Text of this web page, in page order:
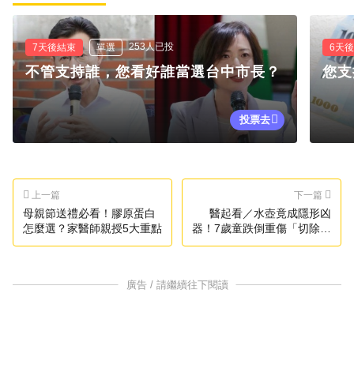
7天後結束 單選 253人已投
不管支持誰，您看好誰當選台中市長？
投票去
6天
您
上一篇
母親節送禮必看！膠原蛋白
怎麼選？家醫師親授5大重點
下一篇
醫起看／水壺竟成隱形凶
器！7歲童跌倒重傷「切除胰
脾」 醫曝關鍵原因
廣告 / 請繼續往下閱讀